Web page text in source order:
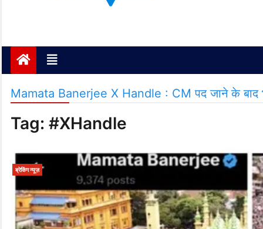
Mamata Banerjee X Handle : CM पद जाने के बाद
Tag: #XHandle
ब्रेकिंग न्यूज़